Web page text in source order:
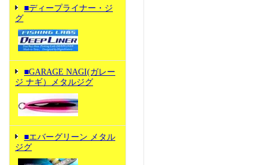
■ディープライナー・ジ
グ
■GARAGE NAGI(ガレー
ジ ナギ）メタルジグ
■エバーグリーン メタル
ジグ